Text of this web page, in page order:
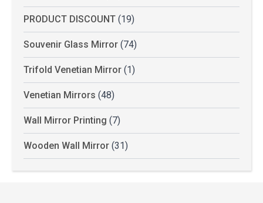
PRODUCT DISCOUNT (19)
Souvenir Glass Mirror (74)
Trifold Venetian Mirror (1)
Venetian Mirrors (48)
Wall Mirror Printing (7)
Wooden Wall Mirror (31)